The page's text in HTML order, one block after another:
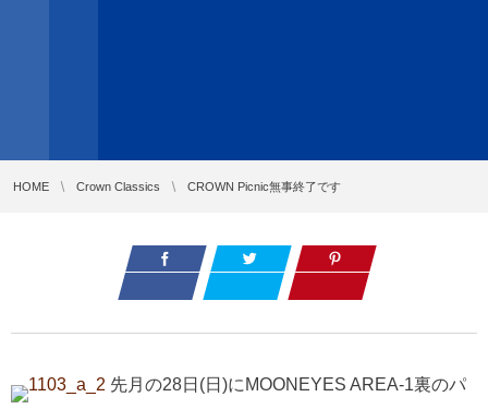
HOME Crown Classics CROWN Picnic無事終了です
先月の28日(日)にMOONEYES AREA-1裏のパ